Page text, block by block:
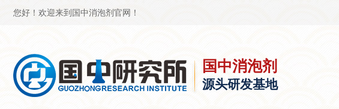
您好！欢迎来到国中消泡剂官网！
国中消泡剂
源头研发基地